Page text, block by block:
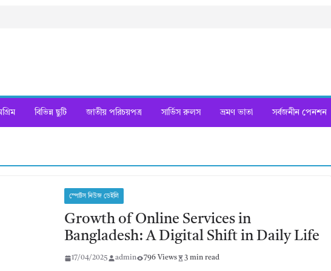
বিভিন্ন ছুটি জাতীয় পরিচয়পত্র সার্ভিস রুলস ভ্রমণ ভাতা সর্বজনীন পেনশন
স্পোর্টস নিউজ ডেইলি
Growth of Online Services in
Bangladesh: A Digital Shift in Daily Life
17/04/2025 admin 796 Views 3 min read